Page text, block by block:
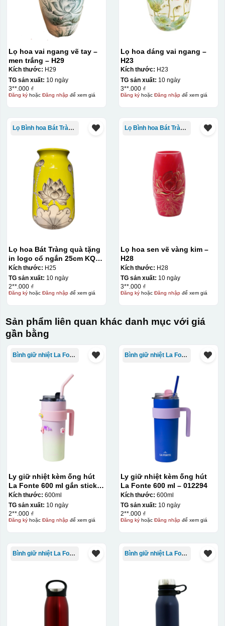
IN Decal lên GỐM SỨ
Bước 1: Tạo khuôn in để tạo ra Decal Bước 2: Dán
decal lên gốm sứ Bước 3: Cho vào lò nung ở nhiệt độ
700-800 độ CBước 1: Tạo ra DECALĐể tạo ra decal
trước khi dán nó lên gốm sứ, xưởng in sẽ in lên 1 loại
giấy đặc biệt, và kích thước logo được căn chỉnh theo
sản phẩm, để khi dán không bị nhỏ hoặc to quá
Lọ hoa vai ngang vẽ tay –
men trắng – H29
Kích thước: H29
TG sản xuất: 10 ngày
3**.000 ₫
Đăng kýhoặc Đăng nhậpđể xem giá
Lọ hoa dáng vai ngang –
H23
Kích thước: H23
TG sản xuất: 10 ngày
3**.000 ₫
Đăng kýhoặc Đăng nhậpđể xem giá
Lọ Bình hoa Bát Tràng in logo
Lọ hoa Bát Tràng quà tặng
in logo cổ ngắn 25cm KQ-
LH02
Kích thước: H25
TG sản xuất: 10 ngày
2**.000 ₫
Đăng kýhoặc Đăng nhậpđể xem giá
Lọ Bình hoa Bát Tràng in logo
Lọ hoa sen vẽ vàng kim –
H28
Kích thước: H28
TG sản xuất: 10 ngày
3**.000 ₫
Đăng kýhoặc Đăng nhậpđể xem giá
Sản phẩm liên quan khác danh mục với giá
gần bằng
Bình giữ nhiệt La Fonte
Ly giữ nhiệt kèm ống hút
La Fonte 600 ml gắn sticker
– 012294
Kích thước: 600ml
TG sản xuất: 10 ngày
2**.000 ₫
Đăng kýhoặc Đăng nhậpđể xem giá
Bình giữ nhiệt La Fonte
Ly giữ nhiệt kèm ống hút
La Fonte 600 ml – 012294
Kích thước: 600ml
TG sản xuất: 10 ngày
2**.000 ₫
Đăng kýhoặc Đăng nhậpđể xem giá
Bình giữ nhiệt La Fonte Bình giữ nhiệt La Fonte